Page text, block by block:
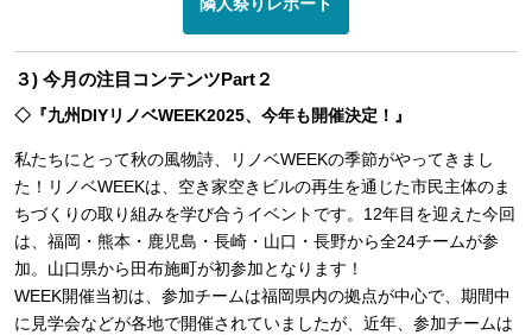
隣人祭りレポート
３) 今月の注目コンテンツPart２
◇『九州DIYリノベWEEK2025、今年も開催決定！』
私たちにとって秋の風物詩、リノベWEEKの季節がやってきまし
た！リノベWEEKは、空き家空きビルの再生を通じた市民主体のま
ちづくりの取り組みを学び合うイベントです。12年目を迎えた今回
は、福岡・熊本・鹿児島・長崎・山口・長野から全24チームが参
加。山口県から田布施町が初参加となります！
WEEK開催当初は、参加チームは福岡県内の拠点が中心で、期間中
に見学会などが各地で開催されていましたが、近年、参加チームは